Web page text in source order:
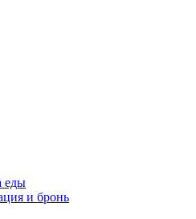
еды
и бронь